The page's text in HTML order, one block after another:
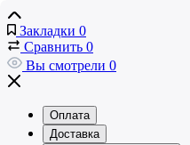
Закладки 0
Сравнить 0
Вы смотрели 0
Оплата
Доставка